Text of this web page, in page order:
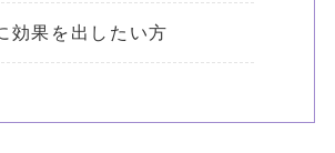
効果を出したい方